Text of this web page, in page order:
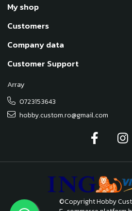
My shop
Customers
Company data
Customer Support
Array
0723153643
hobby.custom.ro@gmail.com
©Copyright Hobby